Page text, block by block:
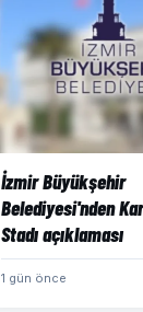
İzmir Büyükşehir
Belediyesi'nden
Stadı açıklaması
1 gün önce